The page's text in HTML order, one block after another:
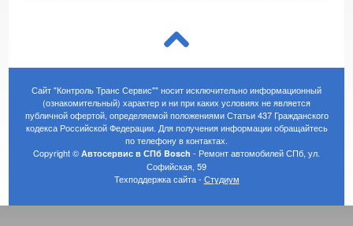
Сайт "Контроль Транс Сервис"" носит исключительно информационный
(ознакомительный) характер и ни при каких условиях не является
публичной офертой, определяемой положениями Статьи 437 Гражданского
кодекса Российской Федерации. Для получения информации обращайтесь
по телефону вконтактах.
Copyright © Автосервис в СПб Bosch - Ремонт автомобилей СПб, ул.
Софийская, 59
Техподдержка сайта - Студиум